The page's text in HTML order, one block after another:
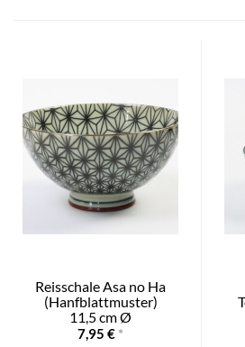
Reisschale Asa no Ha
(Hanfblattmuster)
11,5 cm Ø
7,95 € *